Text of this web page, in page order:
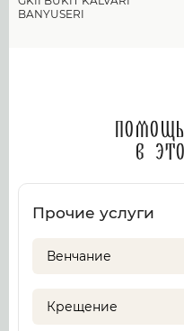
BANYUSERI
в
Прочие услуги
Венчание
Крещение